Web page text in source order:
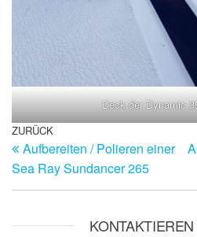
Deck der Dynamic
Vorheriger
Beitrag
ZURÜCK
Aufbereiten / Polieren einer
Sea Ray Sundancer 265